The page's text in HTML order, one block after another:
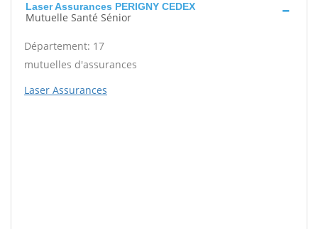
Laser Assurances PERIGNY CEDEX
Mutuelle Santé Sénior
Département: 17
mutuelles d'assurances
Laser Assurances